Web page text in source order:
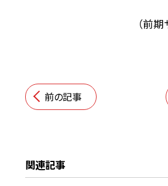
（前
前の記事
関連記事